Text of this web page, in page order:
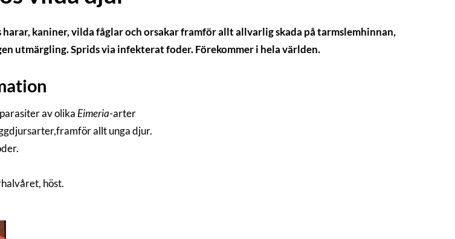
kaniner, vilda fåglar och orsakar framför allt allvarlig skada på tarmslemhinnan,
utmärgling. Sprids via infekterat foder. Förekommer i hela världen.
av olikaEimeria-arter
allt unga djur.
höst.